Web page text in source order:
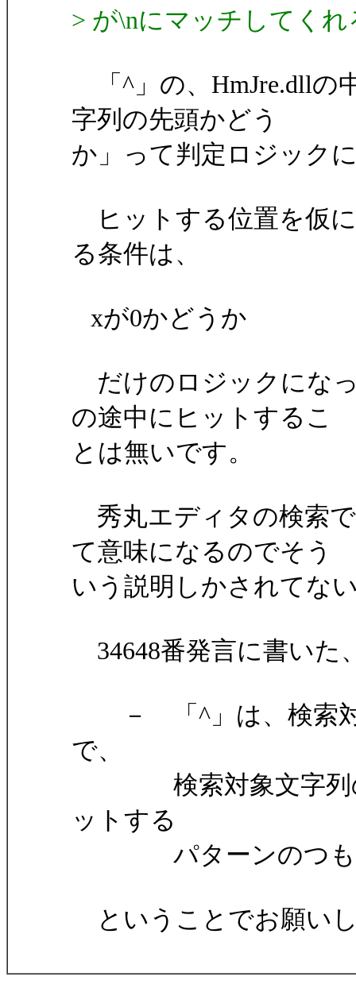
> が\nにマッチしてく
「^」の、HmJre.dllの
字列の先頭かどう
か」って判定ロジック
ヒットする位置を仮
る条件は、
xが0かどうか
だけのロジックにな
の途中にヒットするこ
とは無いです。
秀丸エディタの検索
て意味になるのでそう
いう説明しかされてな
34648番発言に書いた
－ 「^」は、検索対
で、
検索対象文字列の
ットする
パターンのつもり
ということでお願い